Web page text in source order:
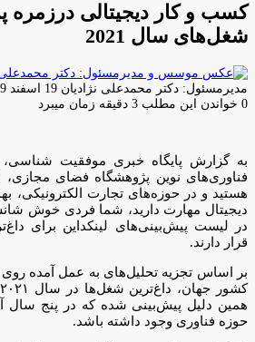
کسب و کار دیجیتالی درزمره
شغل‌های سال 2021
مدیرمسئول: دکتر محمدعلی نژادیان ارسال
ایمیل
19 اسفند 1399 16:12
0 خواندن این مطلب 3 دقیقه زمان میبرد
به گزارش پایگاه خبری موفقیت
فناوری‌های نوین پژوهشگاه فضای مجازی،
هستید و در حوزه‌های تجارت الکترونیکی،
دیجیتال مهارت دارید، شما فردی خوش
قرار دارند.
حوزه فناوری وجود داشته باشد.